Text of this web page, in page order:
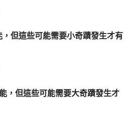
但這些可能需要小奇蹟發生才有
，但這些可能需要大奇蹟發生才